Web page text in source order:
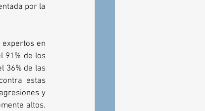
por la
expertos en
91% de los
36% de las
estas
y
altos.